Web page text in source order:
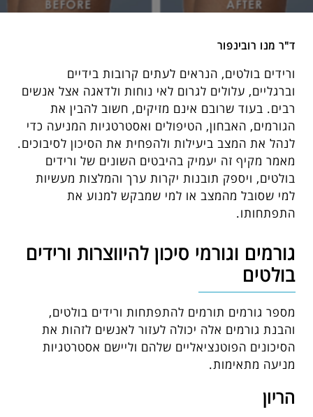
ד"ר מנו רובינפור
ורידים בולטים, הנראים לעתים קרובות בידיים
וברגליים, עלולים לגרום לאי נוחות ולדאגה אצל אנשים
רבים. בעוד שרובם אינם מזיקים, חשוב להבין את
הגורמים, האבחון, הטיפולים ואסטרטגיות המניעה כדי
לנהל את המצב ביעילות ולהפחית את הסיכון לסיבוכים.
מאמר מקיף זה יעמיק בהיבטים השונים של ורידים
בולטים, ויספק תובנות יקרות ערך והמלצות מעשיות
למי שסובל מהמצב או למי שמבקש למנוע את
התפתחותו.
גורמים וגורמי סיכון להיווצרות ורידים
בולטים
מספר גורמים תורמים להתפתחות ורידים בולטים,
והבנת גורמים אלה יכולה לעזור לאנשים לזהות את
הסיכונים הפוטנציאליים שלהם וליישם אסטרטגיות
מניעה מתאימות.
הריון